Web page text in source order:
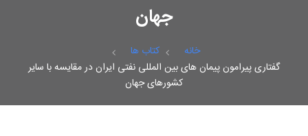
جهان
خانه
کتاب ها
گفتاری پیرامون پیمان های بین المللی نفتی ایران در مقایسه با سایر
کشورهای جهان